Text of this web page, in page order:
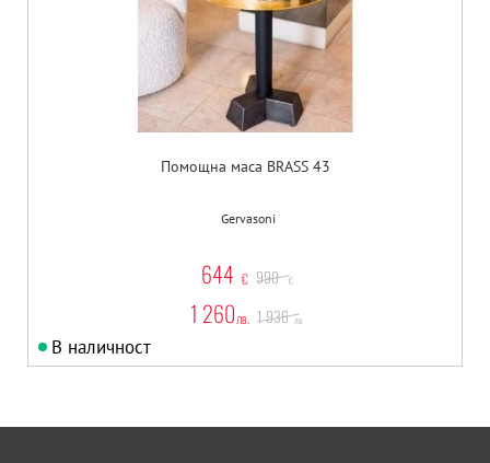
Помощна маса BRASS 43
Gervasoni
644 € 990 €
1 260лв. 1 936 лв.
В наличност